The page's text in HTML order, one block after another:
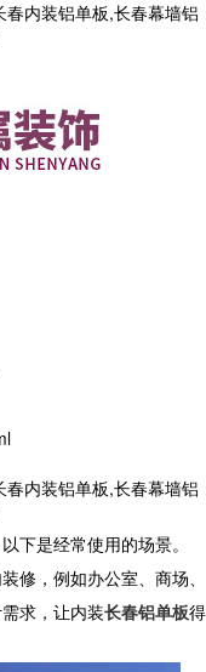
春内装铝单板,长春幕墙铝
春内装铝单板,长春幕墙铝
下是经常使用的场景。
修，例如办公室、商场、
求，让内装长春铝单板得